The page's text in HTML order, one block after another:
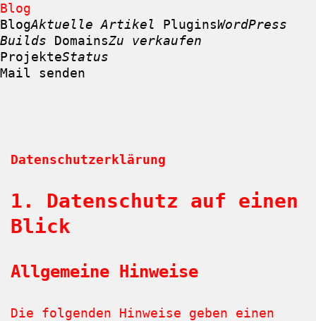
Blog
BlogAktuelle Artikel PluginsWordPress
Builds
DomainsZu verkaufen
ProjekteStatus
Mail senden
springen
Datenschutzerklärung
1. Datenschutz auf einen
Blick
Allgemeine Hinweise
Die folgenden Hinweise geben einen